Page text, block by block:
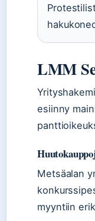
LMM
esiinny
Metsäalan
myyntiin